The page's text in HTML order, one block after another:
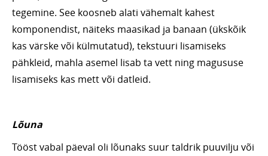
tegemine. See koosneb alati vähemalt kahest
komponendist, näiteks maasikad ja banaan (ükskõik
kas värske või külmutatud), tekstuuri lisamiseks
pähkleid, mahla asemel lisab ta vett ning magususe
lisamiseks kas mett või datleid.
Lõuna
Tööst vabal päeval oli lõunaks suur taldrik puuvilju või